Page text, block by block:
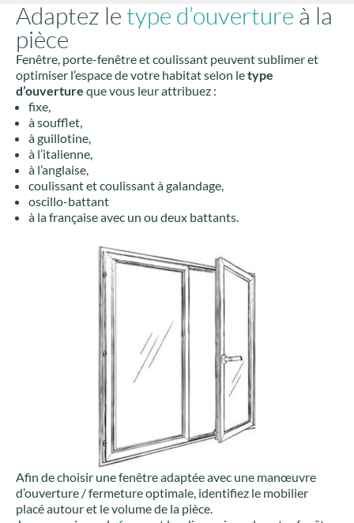
Adaptez letype d’ouverture à la
pièce
Fenêtre, porte-fenêtre et coulissant peuvent sublimer et
optimiser l’espace de votre habitat selon letype
d’ouverture que vous leur attribuez :
fixe,
à soufflet,
à guillotine,
à l’italienne,
à l’anglaise,
coulissant et coulissant à galandage,
oscillo-battant
à la française avec un ou deux battants.
Afin de choisir une fenêtre adaptée avec une manœuvre
d’ouverture / fermeture optimale, identifiez le mobilier
placé autour et le volume de la pièce.